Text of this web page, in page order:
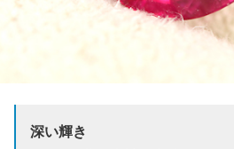
深い輝き